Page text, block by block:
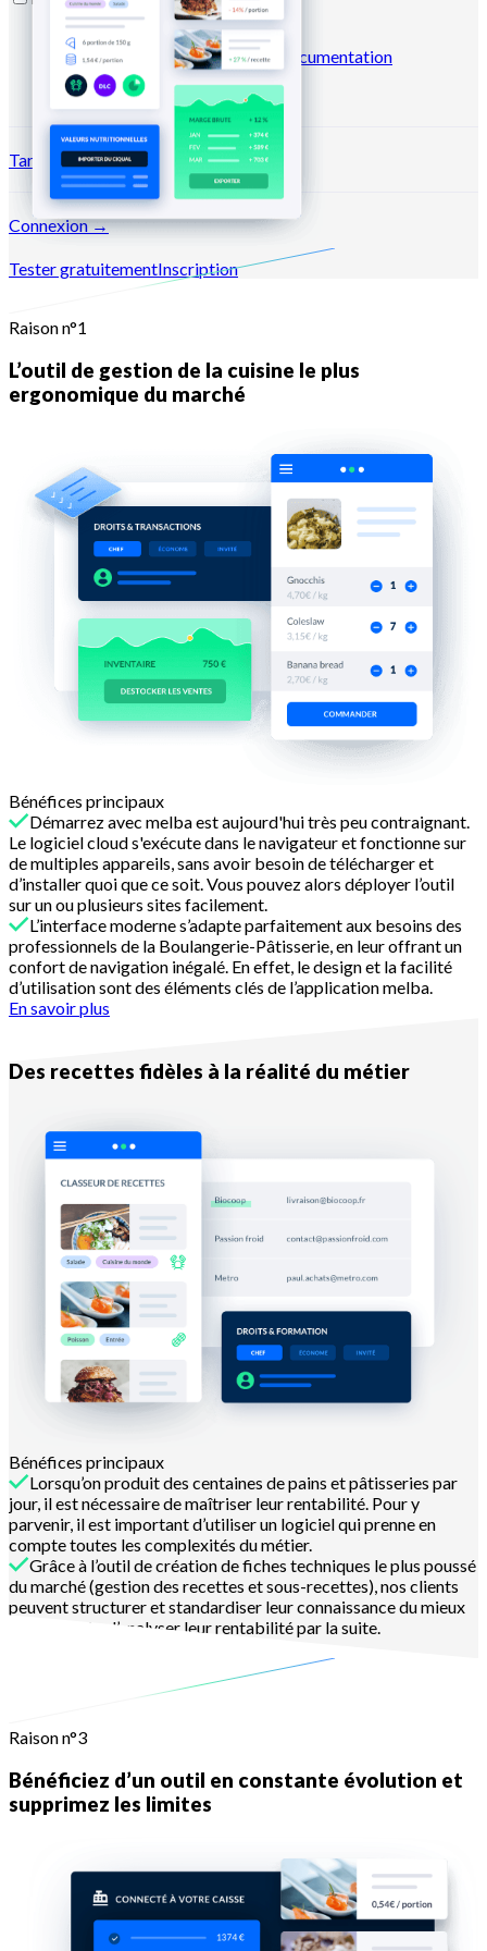
BlogCentre d'aideBusiness
caseMarketplaceNewsletters
Documentation
APIDocumentation MCP
Tarifs
Connexion →
Tester gratuitementInscription
Raison n°1
L’outil de gestion de la cuisine le plus
ergonomique du marché
Bénéfices principaux
Démarrez avec melba est aujourd'hui très peu contraignant.
Le logiciel cloud s'exécute dans le navigateur et fonctionne sur
de multiples appareils, sans avoir besoin de télécharger et
d’installer quoi que ce soit. Vous pouvez alors déployer l’outil
sur un ou plusieurs sites facilement.
L’interface moderne s’adapte parfaitement aux besoins des
professionnels de la Boulangerie-Pâtisserie, en leur offrant un
confort de navigation inégalé. En effet, le design et la facilité
d’utilisation sont des éléments clés de l’application melba.
En savoir plus
Des recettes fidèles à la réalité du métier
Bénéfices principaux
Lorsqu’on produit des centaines de pains et pâtisseries par
jour, il est nécessaire de maîtriser leur rentabilité. Pour y
parvenir, il est important d’utiliser un logiciel qui prenne en
compte toutes les complexités du métier.
Grâce à l’outil de création de fiches techniques le plus poussé
du marché (gestion des recettes et sous-recettes), nos clients
peuvent structurer et standardiser leur connaissance du mieux
possible afin d’analyser leur rentabilité par la suite.
Raison n°3
Bénéficiez d’un outil en constante évolution et
supprimez les limites